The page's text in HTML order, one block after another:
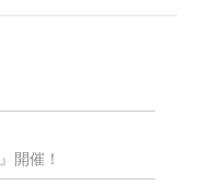
開催！